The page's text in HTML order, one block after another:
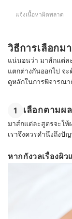
แจ้งเนื้อหาผิดพลาด
วิธีการเลือกม
แน่นอนว่า มาส์กแต่ล
แตกต่างกันออกไป จ
ดูหลักในการพิจารณา
1 เลือกตามผ
มาส์กแต่ละสูตรจะใ
เราจึงควรคำนึงถึงปั
หากกังวลเรื่องผิ